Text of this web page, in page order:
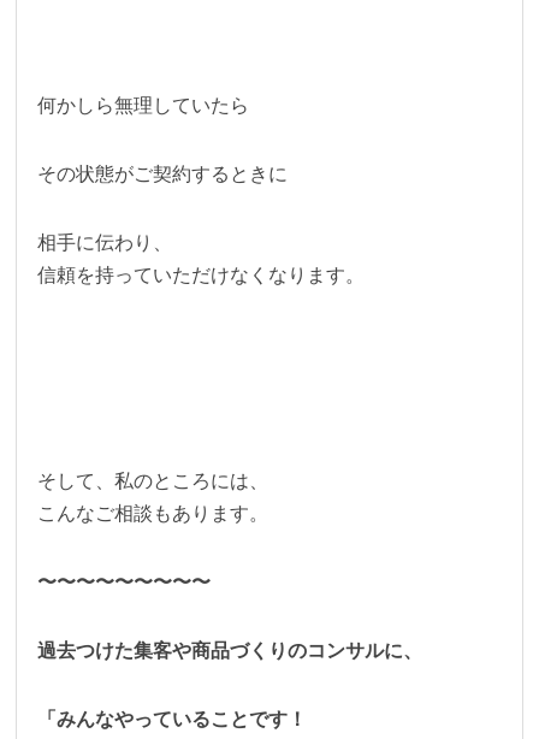
何かしら無理していたら
その状態がご契約するときに
相手に伝わり、
信頼を持っていただけなくなります。
そして、私のところには、
こんなご相談もあります。
〜〜〜〜〜〜〜〜〜
過去つけた集客や商品づくりのコンサルに、
「みんなやっていることです！